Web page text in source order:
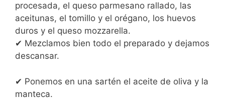
procesada, el queso parmesano rallado, las
aceitunas, el tomillo y el orégano, los huevos
duros y el queso mozzarella.
✔ Mezclamos bien todo el preparado y dejamos
descansar.
✔ Ponemos en una sartén el aceite de oliva y la
manteca.